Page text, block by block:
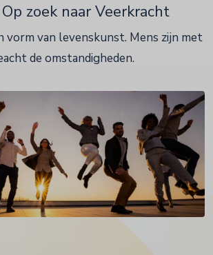
zoek naar Veerkracht
vorm van levenskunst. Mens zijn met
de omstandigheden.